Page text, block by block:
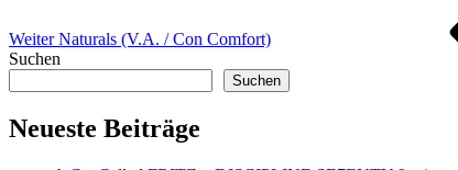
Weiter Naturals (V.A. / Con Comfort)
Suchen
Suchen
Neueste Beiträge